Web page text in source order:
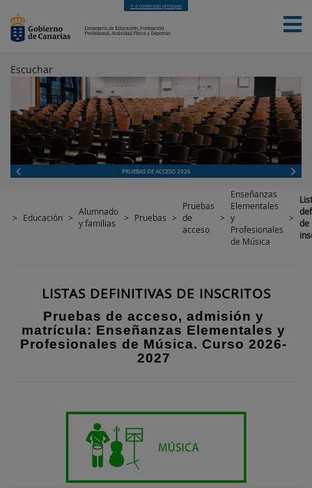
Ir a contenido principal
INICIO EDUCACIÓN
FORMACIÓN PROFESIONAL
CUALIFICACIONES PROFESIONALES
DEPORTES
CONTACTO
[INTRANET]
Escuchar
PRUEBAS DE ACCESO 2026
> Educación >
Alumnado
y familias
> Pruebas >
Pruebas
de
acceso
>
Enseñanzas
Elementales
y
Profesionales
de Música
> de
LISTAS DEFINITIVAS DE INSCRITOS
Pruebas de acceso, admisión y
matrícula: Enseñanzas Elementales y
Profesionales de Música. Curso 2026-
2027